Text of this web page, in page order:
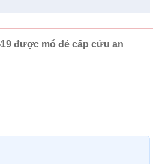
được mổ đẻ cấp cứu an